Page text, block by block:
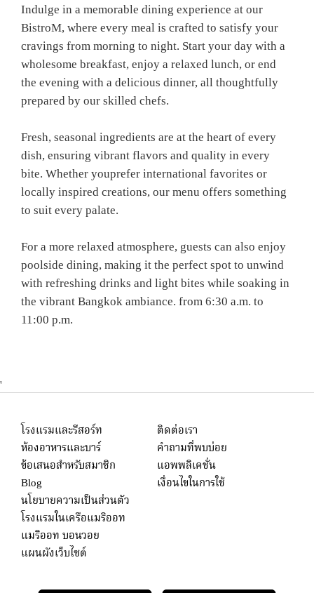
Indulge in a memorable dining experience at our
BistroM, where every meal is crafted to satisfy your
cravings from morning to night. Start your day with a
wholesome breakfast, enjoy a relaxed lunch, or end
the evening with a delicious dinner, all thoughtfully
prepared by our skilled chefs.
Fresh, seasonal ingredients are at the heart of every
dish, ensuring vibrant flavors and quality in every
bite. Whether youprefer international favorites or
locally inspired creations, our menu offers something
to suit every palate.
For a more relaxed atmosphere, guests can also enjoy
poolside dining, making it the perfect spot to unwind
with refreshing drinks and light bites while soaking in
the vibrant Bangkok ambiance. from 6:30 a.m. to
11:00 p.m.
'
โรงแรมและรีสอร์ท
ห้องอาหารและบาร์
ข้อเสนอสำหรับสมาชิก
Blog
ติดต่อเรา
คำถามที่พบบ่อย
แอพพลิเคชั่น
เงื่อนไขในการใช้
นโยบายความเป็นส่วนตัว
โรงแรมในเครือแมริออท
แมริออท บอนวอย
แผนผังเว็บไซต์